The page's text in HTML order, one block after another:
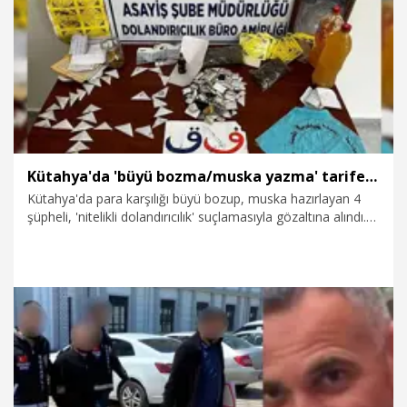
30.05.2024 Video
Kütahya'da 'büyü bozma/muska yazma' tarifesi ile dolandırıcılığa 4 gözaltı
Kütahya'da para karşılığı büyü bozup, muska hazırlayan 4
şüpheli, 'nitelikli dolandırıcılık' suçlamasıyla gözaltına alındı.
30.05.2024 Foto Galeri